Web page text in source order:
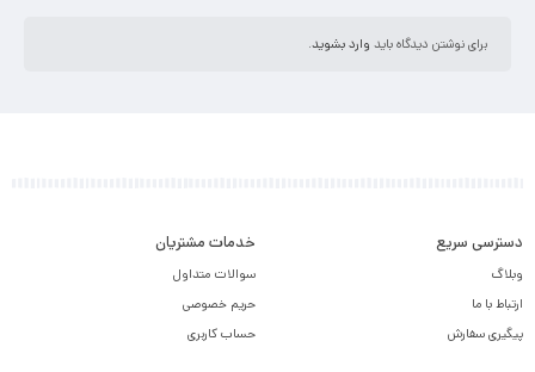
برای نوشتن دیدگاه باید وارد بشوید.
دسترسی سریع
وبلاگ
ارتباط با ما
پیگیری سفارش
خدمات مشتریان
سوالات متداول
حریم خصوصی
حساب کاربری